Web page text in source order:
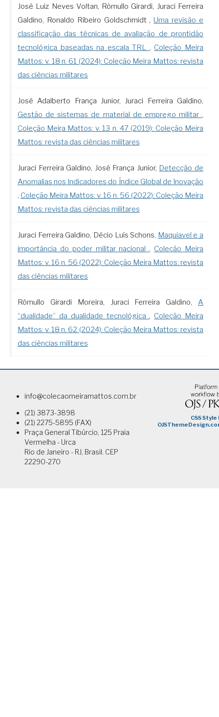
José Luiz Neves Voltan, Rômullo Girardi, Juraci Ferreira
Galdino, Ronaldo Ribeiro Goldschmidt , Uma revisão e
classificação das técnicas de avaliação de prontidão
tecnológica baseadas na escala TRL , Coleção Meira
Mattos: v. 18 n. 61 (2024): Coleção Meira Mattos: revista
das ciências militares
José Adalberto França Junior, Juraci Ferreira Galdino,
Gestão de sistemas de material de emprego militar ,
Coleção Meira Mattos: v. 13 n. 47 (2019): Coleção Meira
Mattos: revista das ciências militares
Juraci Ferreira Galdino, José França Junior, Detecção de
Anomalias nos Indicadores do Índice Global de Inovação
, Coleção Meira Mattos: v. 16 n. 56 (2022): Coleção Meira
Mattos: revista das ciências militares
Juraci Ferreira Galdino, Décio Luís Schons, Maquiavel e a
importância do poder militar nacional , Coleção Meira
Mattos: v. 16 n. 56 (2022): Coleção Meira Mattos: revista
das ciências militares
Rômullo Girardi Moreira, Juraci Ferreira Galdino,A
“dualidade” da dualidade tecnológica , Coleção Meira
Mattos: v. 18 n. 62 (2024): Coleção Meira Mattos: revista
das ciências militares
info@colecaomeiramattos.com.br
(21) 3873-3898
(21) 2275-5895 (FAX)
Praça General Tibúrcio, 125 Praia
Vermelha - Urca
Rio de Janeiro - RJ, Brasil. CEP
22290-270